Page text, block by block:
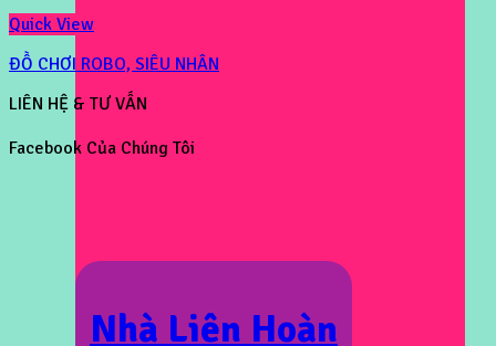
Nhà Liên Hoàn
Quick View
ĐỒ CHƠI ROBO, SIÊU NHÂN
LIÊN HỆ & TƯ VẤN
Facebook Của Chúng Tôi